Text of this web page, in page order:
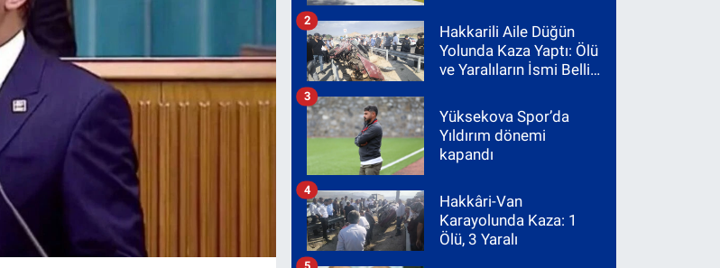
Hakkarili Aile Düğün
Yolunda Kaza Yaptı: Ölü
ve Yaralıların İsmi Belli
2
Yüksekova Spor’da
Yıldırım dönemi
kapandı
3
Hakkâri-Van
Karayolunda Kaza: 1
Ölü, 3 Yaralı
4